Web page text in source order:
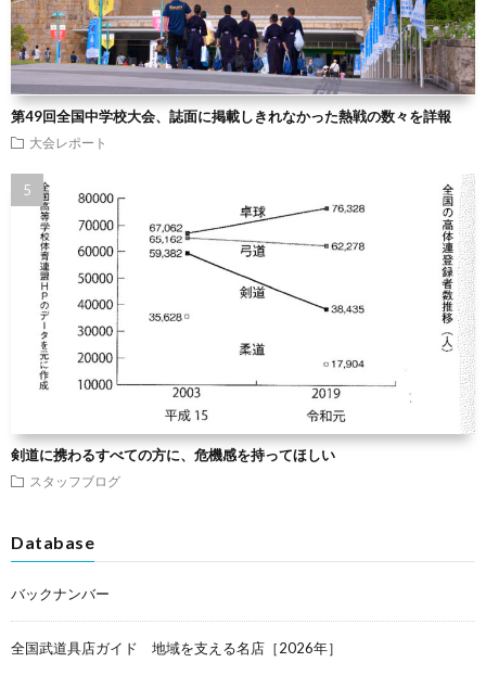
第49回全国中学校大会、誌面に掲載しきれなかった熱戦の数々を詳報
大会レポート
剣道に携わるすべての方に、危機感を持ってほしい
スタッフブログ
Database
バックナンバー
全国武道具店ガイド 地域を支える名店［2026年］